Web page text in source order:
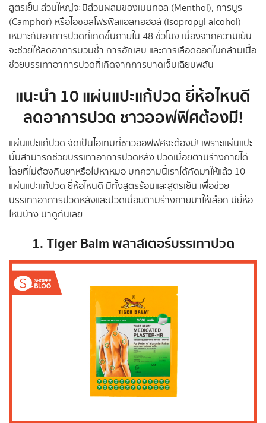
สูตรเย็น ส่วนใหญ่จะมีส่วนผสมของเมนทอล (Menthol), การบูร
(Camphor) หรือไอซอลโพรพิลแอลกอฮอล์ (isopropyl alcohol)
เหมาะกับอาการปวดที่เกิดขึ้นภายใน 48 ชั่วโมง เนื่องจากความเย็น
จะช่วยให้ลดอาการบวมช้ำ การอักเสบ และการเลือดออกในกล้ามเนื้อ
ช่วยบรรเทาอาการปวดที่เกิดจากการบาดเจ็บเฉียบพลัน
แนะนำ 10 แผ่นแปะแก้ปวด ยี่ห้อไหนดี
ลดอาการปวด ชาวออฟฟิศต้องมี!
แผ่นแปะแก้ปวด จัดเป็นไอเทมที่ชาวออฟฟิศจะต้องมี! เพราะแผ่นแปะ
นั้นสามารถช่วยบรรเทาอาการปวดหลัง ปวดเมื่อยตามร่างกายได้
โดยที่ไม่ต้องกินยาหรือไปหาหมอ บทความนี้เราได้คัดมาให้แล้ว 10
แผ่นแปะแก้ปวด ยี่ห้อไหนดี มีทั้งสูตรร้อนและสูตรเย็น เพื่อช่วย
บรรเทาอาการปวดหลังและปวดเมื่อยตามร่างกายมาให้เลือก มียี่ห้อ
ไหนบ้าง มาดูกันเลย
1. Tiger Balm พลาสเตอร์บรรเทาปวด